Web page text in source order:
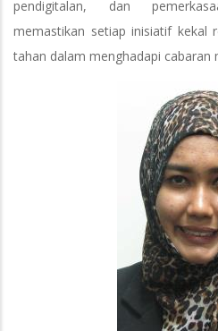
pendigitalan, dan
memastikan setiap inisiatif kekal
tahan dalam menghadapi cabaran